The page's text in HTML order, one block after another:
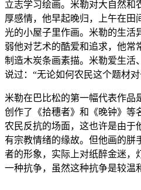
立志学习绘画。 米勒对大自然和
厚感情，他早起晚归，上午在田
光的小屋子里作画。米勒的生活
弱他对艺术的酷爱和追求，他常
制造木炭条画素描。米勒爱生活
说过： “无论如何农民这个题材
米勒在巴比松的第一幅代表作品
创作了《拾穗者》和《晚钟》等
农民反抗的场面，这也许是由于
有宗教情绪的缘故。但他画的胼
者的形象，实际上对纸醉金迷，
一种抗争，虽然这种抗争是较温